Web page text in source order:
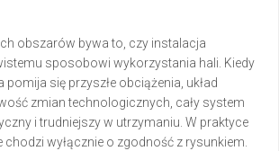
obszarów bywa to, czy instalacja
sposobowi wykorzystania hali. Kiedy
pomija się przyszłe obciążenia, układ
zmian technologicznych, cały system
i trudniejszy w utrzymaniu. W praktyce
chodzi wyłącznie o zgodność z rysunkiem.